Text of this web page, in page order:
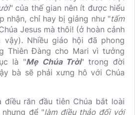
" của thế gian nên ít được hiểu
nhận, chỉ hay bị giảng như "tấm
Jesus mà thôi! (ở hoàn cảnh
vậy). Nhiều giáo hội đã phong
Thiên Đàng cho Mari vì tưởng
là "Mẹ Chúa Trời" trong đời
bà sẽ phải xưng hô với Chúa
điều răn đầu tiên Chúa bắt loài
để "làm điều thảo đối với